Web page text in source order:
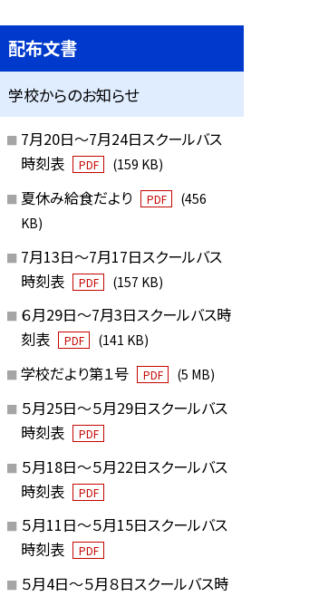
配布文書
学校からのお知らせ
7月20日～7月24日スクールバス
時刻表
PDF (159 KB)
夏休み給食だより PDF
(456
KB)
7月13日～7月17日スクールバス
時刻表
PDF (157 KB)
６月29日～7月3日スクールバス時
刻表
PDF (141 KB)
学校だより第１号 PDF (5 MB)
５月25日～５月29日スクールバス
時刻表
PDF
５月18日～５月22日スクールバス
時刻表
PDF
５月11日～５月15日スクールバス
時刻表
PDF
５月4日～５月８日スクールバス時